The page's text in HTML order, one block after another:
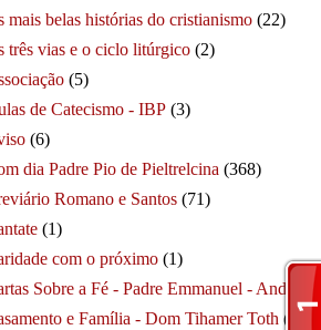
mais belas histórias do cristianismo (22)
três vias e o ciclo litúrgico (2)
(5)
de Catecismo - IBP (3)
(6)
dia Padre Pio de Pieltrelcina (368)
Romano e Santos (71)
(1)
com o próximo (1)
Sobre a Fé - Padre Emmanuel - André
e Família - Dom Tihamer Toth (115)